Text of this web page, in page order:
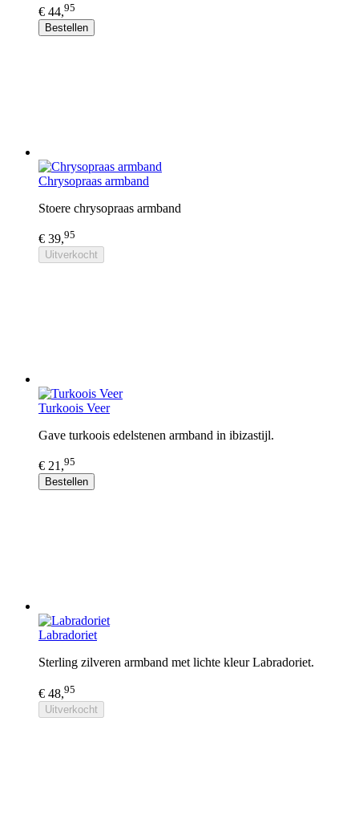
€ 44,95
Bestellen
Chrysopraas armband
Stoere chrysopraas armband
€ 39,95
Uitverkocht
Turkoois Veer
Gave turkoois edelstenen armband in ibizastijl.
€ 21,95
Bestellen
Labradoriet
Sterling zilveren armband met lichte kleur Labradoriet.
€ 48,95
Uitverkocht